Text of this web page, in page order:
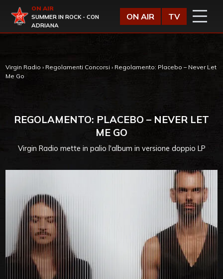
Virgin Radio
ON AIR
SUMMER IN ROCK - CON
ADRIANA
ON AIR TV
Virgin Radio › Regolamenti Concorsi › Regolamento: Placebo – Never Let
Me Go
REGOLAMENTO: PLACEBO – NEVER LET
ME GO
Virgin Radio mette in palio l'album in versione doppio LP